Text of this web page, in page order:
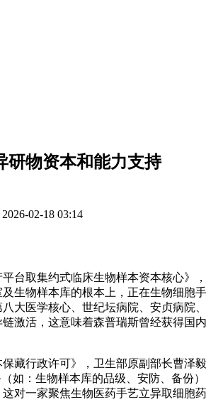
研物资本和能力支持
2026-02-18 03:14
取集约式临床生物样本资本核心》
生物样本库的根本上，正在生物细胞
大医学核心、世纪坛病院、安贞病院
激活，这意味着森普瑞斯曾经获得国
行政许可》，卫生部原副部长曹泽
如：生物样本库的品级、安防、备份
对一家聚焦生物医药手艺立异取细胞